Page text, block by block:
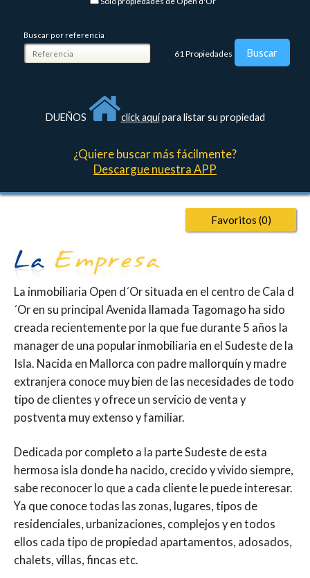
Buscar por referencia
61 Propiedades
DUEÑOS click aquípara listar su propiedad
¿Quiere buscar más fácilmente?
Descargue nuestra APP
Favoritos (0)
La inmobiliaria Open d´Or situada en el centro de Cala d
´Or en su principal Avenida llamada Tagomago ha sido
creada recientemente por la que fue durante 5 años la
manager de una popular inmobiliaria en el Sudeste de la
Isla. Nacida en Mallorca con padre mallorquín y madre
extranjera conoce muy bien de las necesidades de todo
tipo de clientes y ofrece un servicio de venta y
postventa muy extenso y familiar.
Dedicada por completo a la parte Sudeste de esta
hermosa isla donde ha nacido, crecido y vivido siempre,
sabe reconocer lo que a cada cliente le puede interesar.
Ya que conoce todas las zonas, lugares, tipos de
residenciales, urbanizaciones, complejos y en todos
ellos cada tipo de propiedad apartamentos, adosados,
chalets, villas, fincas etc.